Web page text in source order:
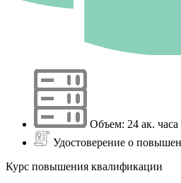
Объем: 24 ак. часа
Удостоверение о
Курс повышения квалификации